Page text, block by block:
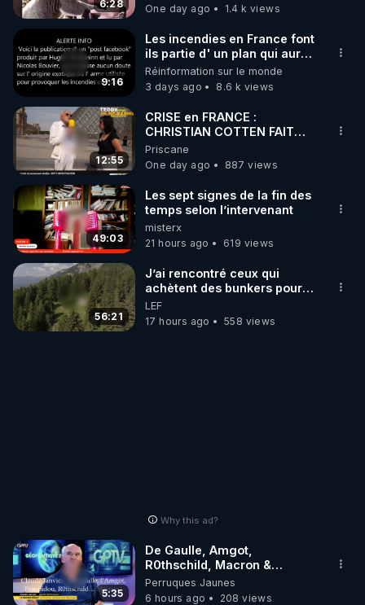
(SAMEDI 21H / CROWDBUNKER & ODYSEE &
YOUTUBE & X/TWITTER & VK & RUMBLE &
TELEGRAM & FACEBOOK & TWITCH &
https://trumanplus.com/dons
Lien de ma cagnotte "Lyf Pay" (payable par CB
sans frais, la cagnotte étant anonyme, vos noms
ne seront pas visibles) pour vos dons ou un
https://tinyurl.com/cagnottefred2
Site et Vidéos de tous les Lives et articles d'utilité
publique de Frédéric Laroche (Bestofcomputer) en
https://trumanplus.com
6:28 One day ago 1.4 k views
9:16
Les incendies en France font
ils partie d' un plan qui aurait
débuté le 11 septembre 2001
?
Réinformation sur le monde
3 days ago
8.6 k views
12:55
CRISE en FRANCE :
CHRISTIAN COTTEN FAIT
une étrange découverte
Priscane
One day ago
887 views
49:03
Les sept signes de la fin des
temps selon l’intervenant
misterx
21 hours ago
619 views
56:21
J’ai rencontré ceux qui
achètent des bunkers pour
survivre à la fin du monde
LEF
17 hours ago
558 views
Why this ad?
5:35
De Gaulle, Amgot,
R0thschild, Macron &
Pompidou… Macron Claude
Janvier, GPTV, 18 X 2024
Perruques Jaunes
6 hours ago
208 views